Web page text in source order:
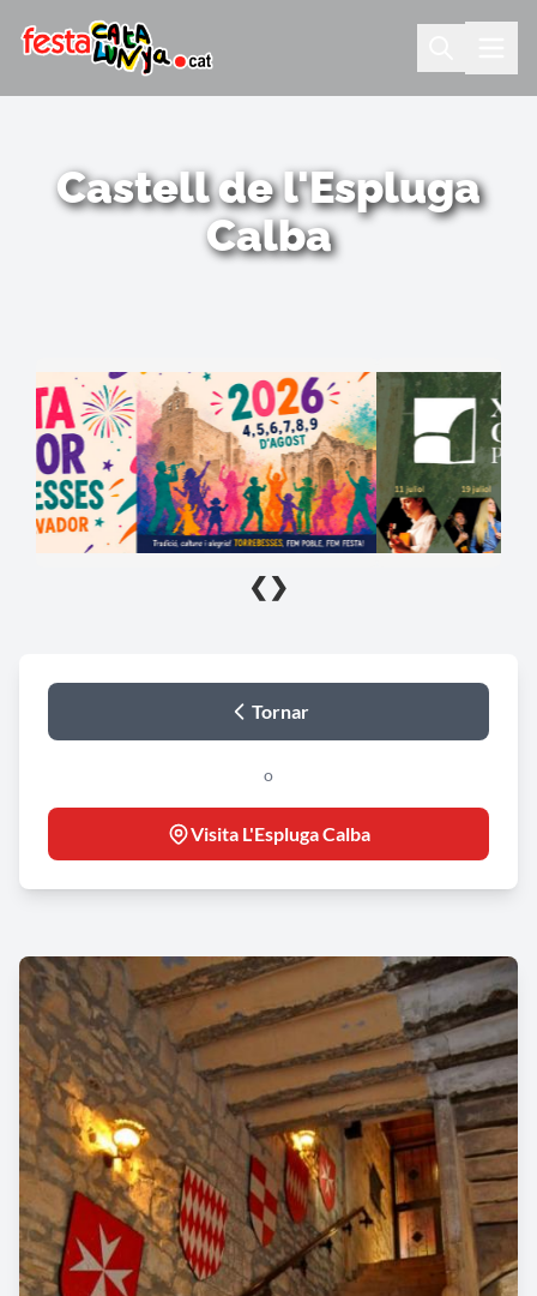
Castell de l'Espluga
Calba
❮ ❯
Tornar
o
Visita L'Espluga Calba